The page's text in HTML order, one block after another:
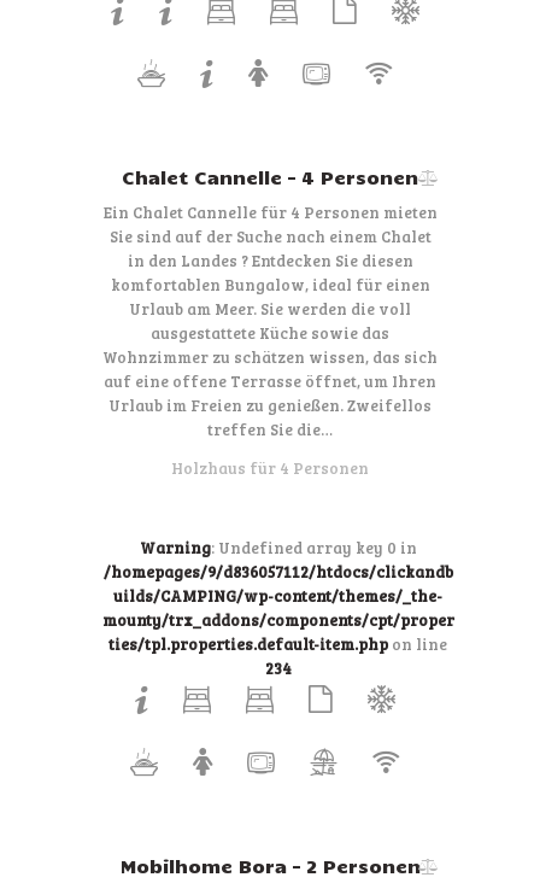
Chalet Cannelle – 4 Personen
Ein Chalet Cannelle für 4 Personen mieten
Sie sind auf der Suche nach einem Chalet
in den Landes ? Entdecken Sie diesen
komfortablen Bungalow, ideal für einen
Urlaub am Meer. Sie werden die voll
ausgestattete Küche sowie das
Wohnzimmer zu schätzen wissen, das sich
auf eine offene Terrasse öffnet, um Ihren
Urlaub im Freien zu genießen. Zweifellos
treffen Sie die…
Holzhaus für 4 Personen
Warning: Undefined array key 0 in
/homepages/9/d836057112/htdocs/clickandb
uilds/CAMPING/wp-content/themes/_the-
mounty/trx_addons/components/cpt/proper
ties/tpl.properties.default-item.php on line
234
Mobilhome Bora – 2 Personen